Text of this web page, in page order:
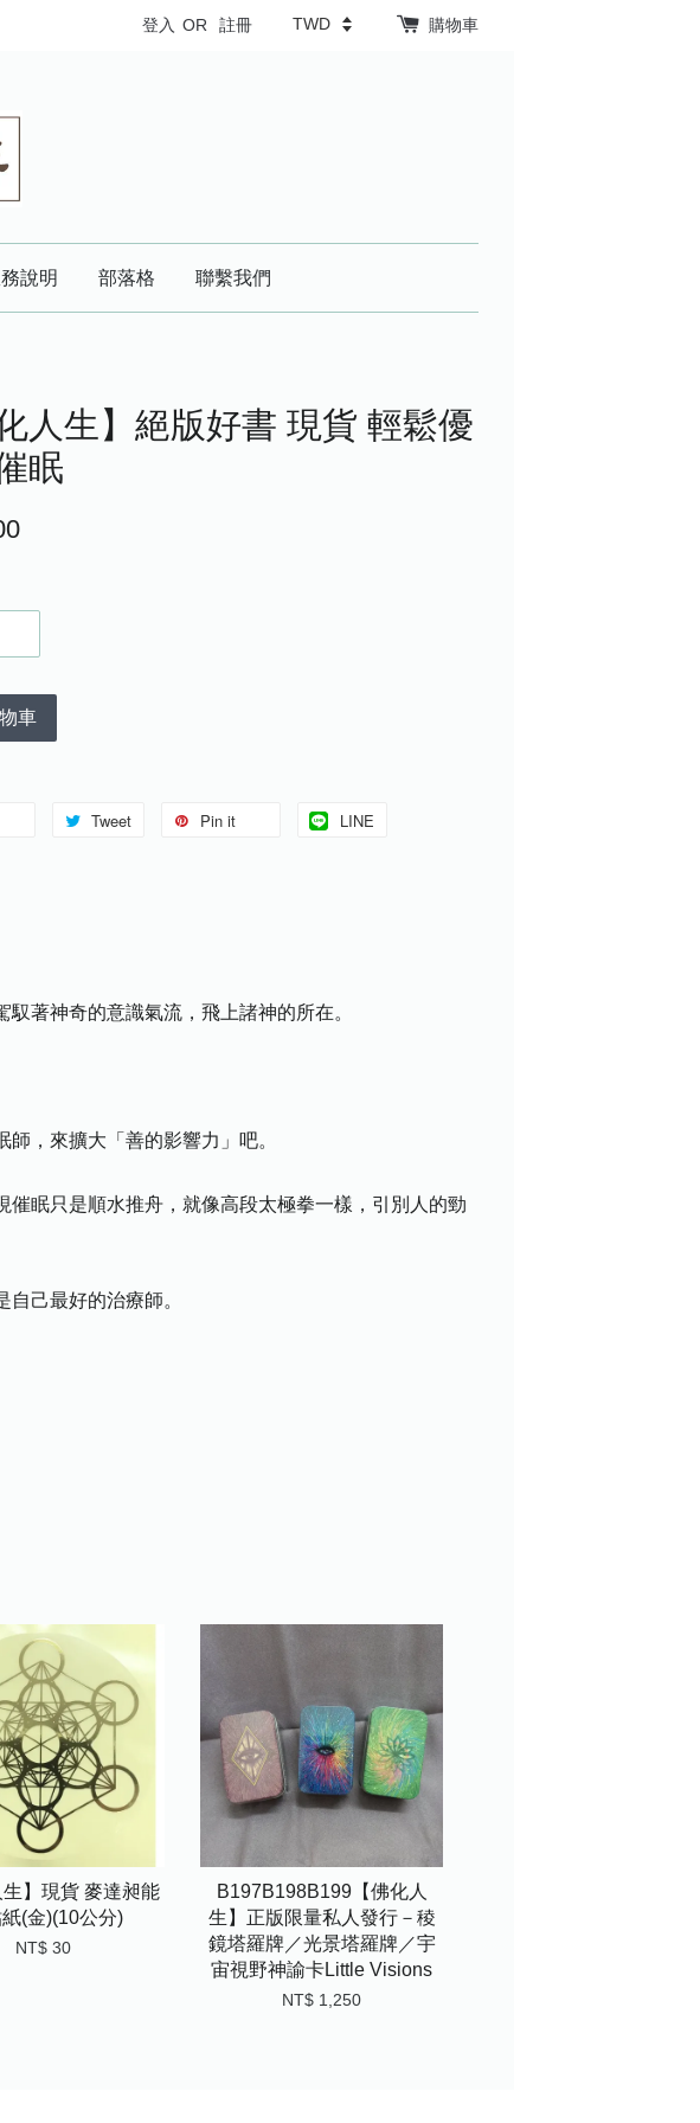
登入 OR 註冊 購物車
說明 部落格 聯繫我們
化人生】絕版好書 現貨 輕鬆優
眠
車
Tweet Pin it LINE
著神奇的意識氣流，飛上諸神的所在。
，來擴大「善的影響力」吧。
眠只是順水推舟，就像高段太極拳一樣，引別人的勁
己最好的治療師。
生】現貨 麥達昶能
(金)(10公分)
NT$ 30
B197B198B199【佛化人
生】正版限量私人發行－稜
鏡塔羅牌／光景塔羅牌／宇
宙視野神諭卡Little Visions
NT$ 1,250